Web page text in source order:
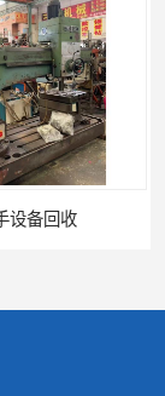
设备回收